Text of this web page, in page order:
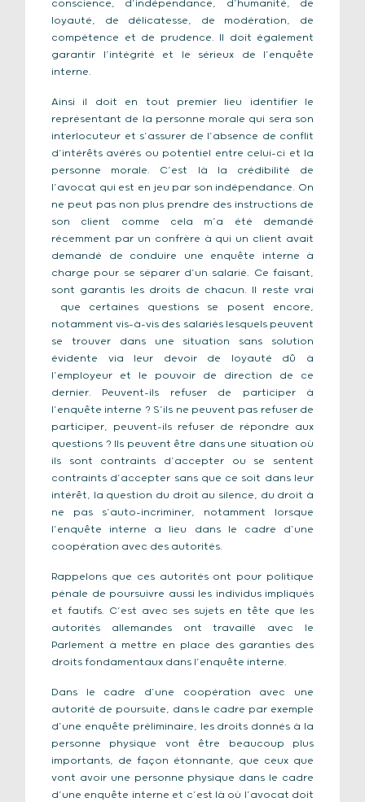
conscience, d’indépendance, d’humanité, de
loyauté, de délicatesse, de modération, de
compétence et de prudence. Il doit également
garantir l’intégrité et le sérieux de l’enquête
interne.
Ainsi il doit en tout premier lieu identifier le
représentant de la personne morale qui sera son
interlocuteur et s’assurer de l’absence de conflit
d’intérêts avérés ou potentiel entre celui-ci et la
personne morale. C’est là la crédibilité de
l’avocat qui est en jeu par son indépendance. On
ne peut pas non plus prendre des instructions de
son client comme cela m’a été demandé
récemment par un confrère à qui un client avait
demandé de conduire une enquête interne à
charge pour se séparer d’un salarié. Ce faisant,
sont garantis les droits de chacun. Il reste vrai
que certaines questions se posent encore,
notamment vis-à-vis des salariés lesquels peuvent
se trouver dans une situation sans solution
évidente via leur devoir de loyauté dû à
l’employeur et le pouvoir de direction de ce
dernier. Peuvent-ils refuser de participer à
l’enquête interne ? S’ils ne peuvent pas refuser de
participer, peuvent-ils refuser de répondre aux
questions ? Ils peuvent être dans une situation où
ils sont contraints d’accepter ou se sentent
contraints d’accepter sans que ce soit dans leur
intérêt, la question du droit au silence, du droit à
ne pas s’auto-incriminer, notamment lorsque
l’enquête interne a lieu dans le cadre d’une
coopération avec des autorités.
Rappelons que ces autorités ont pour politique
pénale de poursuivre aussi les individus impliqués
et fautifs. C’est avec ses sujets en tête que les
autorités allemandes ont travaillé avec le
Parlement à mettre en place des garanties des
droits fondamentaux dans l’enquête interne.
Dans le cadre d’une coopération avec une
autorité de poursuite, dans le cadre par exemple
d’une enquête préliminaire, les droits donnés à la
personne physique vont être beaucoup plus
importants, de façon étonnante, que ceux que
vont avoir une personne physique dans le cadre
d’une enquête interne et c’est là où l’avocat doit